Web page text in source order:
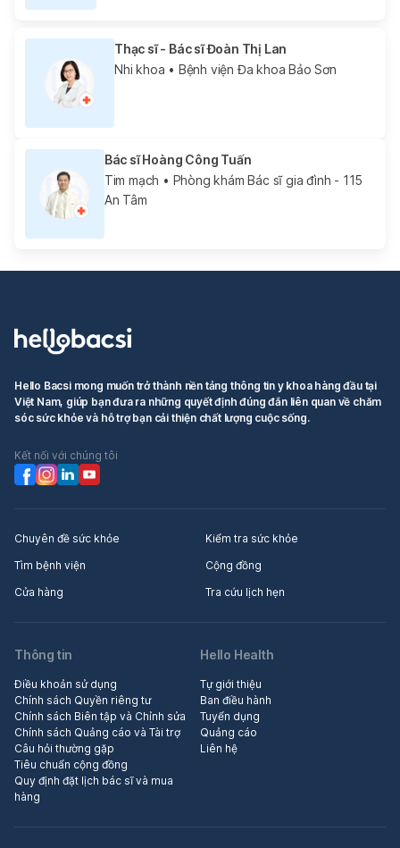
Thạc sĩ - Bác sĩ Đoàn Thị Lan
Nhi khoa • Bệnh viện Đa khoa Bảo Sơn
Bác sĩ Hoàng Công Tuấn
Tim mạch • Phòng khám Bác sĩ gia đình - 115
An Tâm
Hello Bacsi mong muốn trở thành nền tảng thông tin y khoa hàng đầu tại
Việt Nam, giúp bạn đưa ra những quyết định đúng đắn liên quan về chăm
sóc sức khỏe và hỗ trợ bạn cải thiện chất lượng cuộc sống.
Kết nối với chúng tôi
Chuyên đề sức khỏe
Kiểm tra sức khỏe
Tìm bệnh viện
Cộng đồng
Cửa hàng
Tra cứu lịch hẹn
Thông tin
Điều khoản sử dụng
Chính sách Quyền riêng tư
Chính sách Biên tập và Chỉnh sửa
Chính sách Quảng cáo và Tài trợ
Câu hỏi thường gặp
Tiêu chuẩn cộng đồng
Quy định đặt lịch bác sĩ và mua
hàng
Hello Health
Tự giới thiệu
Ban điều hành
Tuyển dụng
Quảng cáo
Liên hệ